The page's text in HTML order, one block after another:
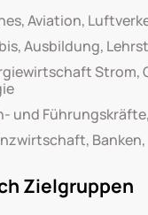
Aviation,
Ausbildung,
Strom,
und
Banken,
Zielgruppen